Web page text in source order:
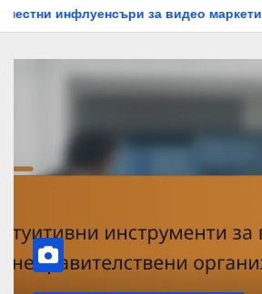
за видео маркетинг в България